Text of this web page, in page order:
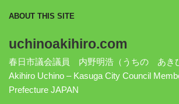
ABOUT THIS SITE
uchinoakihiro.com
春日市議会議員 内野明浩（うちの あき
Akihiro Uchino – Kasuga City Council
Prefecture JAPAN